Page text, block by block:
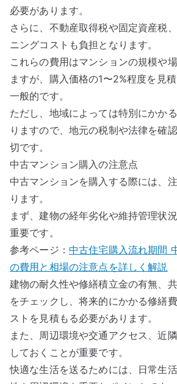
必要があります。
さらに、不動産取得税や固定資産税
ニングコストも負担となります。
これらの費用はマンションの規模や
ますが、購入価格の1〜2%程度を見
一般的です。
ただし、地域によっては特別にかか
りますので、地元の税制や法律を確
切です。
中古マンション購入の注意点
中古マンションを購入する際には、
ります。
まず、建物の経年劣化や維持管理状
重要です。
参考ページ： 中古住宅購入流れ期間
の費用と相場の注意点を詳しく解説
建物の耐久性や修繕積立金の有無、
をチェックし、将来的にかかる修繕
ストを見積もる必要があります。
また、周辺環境や交通アクセス、近
しておくことが重要です。
快適な生活を送るためには、日常生